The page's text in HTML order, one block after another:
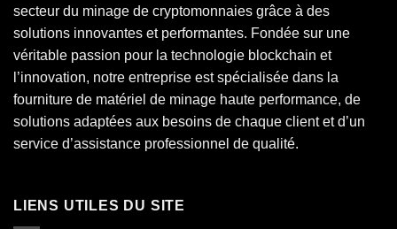
secteur du minage de cryptomonnaies grâce à des
solutions innovantes et performantes. Fondée sur une
véritable passion pour la technologie blockchain et
l’innovation, notre entreprise est spécialisée dans la
fourniture de matériel de minage haute performance, de
solutions adaptées aux besoins de chaque client et d’un
service d’assistance professionnel de qualité.
LIENS UTILES DU SITE